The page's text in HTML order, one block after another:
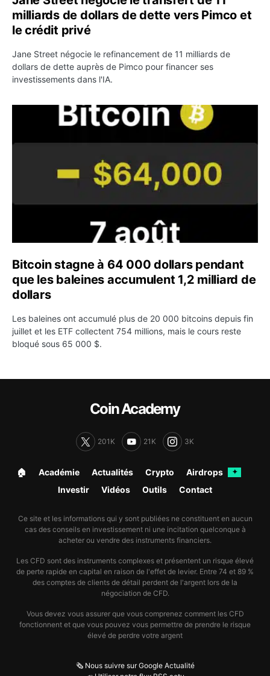
milliards de dollars de dette vers Pimco et
le crédit privé
Jane Street négocie le refinancement de 11 milliards de
dollars de dette auprès de Pimco pour financer ses
investissements dans l'IA.
Bitcoin stagne à 64 000 dollars pendant que les
Bitcoin stagne à 64 000 dollars pendant
que les baleines accumulent 1,2 milliard de
dollars
Les baleines ont accumulé plus de 20 000 bitcoins depuis fin
juillet et les ETF collectent 754 millions, mais le cours reste
bloqué sous 65 000 $.
Coin Academy
201K 21K 3K
🏠︎ Académie Actualités Crypto Airdrops ✦
Investir Vidéos Outils Contact
Ce site et les informations qui y sont publiées ne constituent en aucun
cas des conseils en investissement ni une incitation quelconque à
acheter ou vendre des instruments financiers.
Les CFD sont des instruments complexes et présentent un risque élevé
de perte rapide en capital en raison de l'effet de levier. Entre 74 et 89 %
des comptes de clients de détail perdent de l'argent lors de la
négociation de CFD.
Vous devez vous assurer que vous comprenez comment les CFD
fonctionnent et que vous pouvez vous permettre de prendre le risque
élevé de perdre votre argent
🗞️ Nous suivre sur Google Actualité